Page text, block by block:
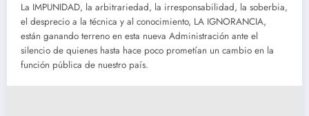
La IMPUNIDAD, la arbitrariedad, la irresponsabilidad, la soberbia,
el desprecio a la técnica y al conocimiento, LA IGNORANCIA,
están ganando terreno en esta nueva Administración ante el
silencio de quienes hasta hace poco prometían un cambio en la
función pública de nuestro país.